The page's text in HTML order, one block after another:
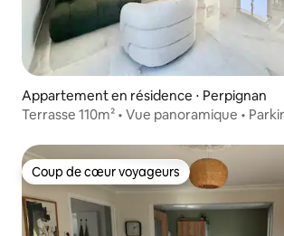
Appartement en résidence ⋅ Perpignan
Terrasse 110m² • Vue panoramique •
Coup de cœur voyageurs
Coup de cœur voyageurs